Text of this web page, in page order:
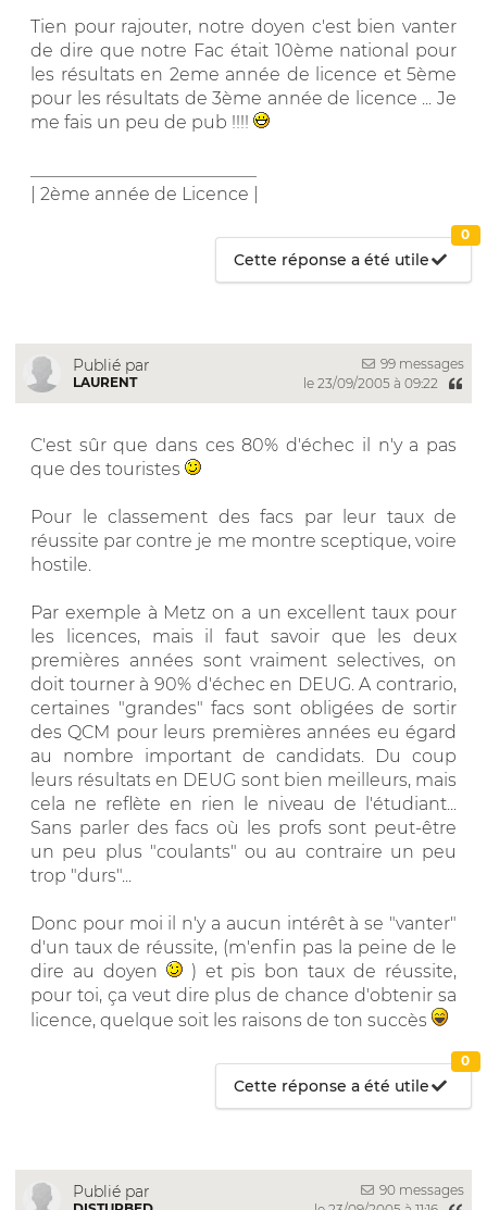
Tien pour rajouter, notre doyen c'est bien vanter
de dire que notre Fac était 10ème national pour
les résultats en 2eme année de licence et 5ème
pour les résultats de 3ème année de licence ... Je
me fais un peu de pub !!!!
| 2ème année de Licence |
Cette réponse a été utile
0
Publié par
LAURENT
99 messages
le 23/09/2005 à 09:22
C'est sûr que dans ces 80% d'échec il n'y a pas
que des touristes
Pour le classement des facs par leur taux de
réussite par contre je me montre sceptique, voire
hostile.
Par exemple à Metz on a un excellent taux pour
les licences, mais il faut savoir que les deux
premières années sont vraiment selectives, on
doit tourner à 90% d'échec en DEUG. A contrario,
certaines "grandes" facs sont obligées de sortir
des QCM pour leurs premières années eu égard
au nombre important de candidats. Du coup
leurs résultats en DEUG sont bien meilleurs, mais
cela ne reflète en rien le niveau de l'étudiant...
Sans parler des facs où les profs sont peut-être
un peu plus "coulants" ou au contraire un peu
trop "durs"...
Donc pour moi il n'y a aucun intérêt à se "vanter"
d'un taux de réussite, (m'enfin pas la peine de le
dire au doyen
) et pis bon taux de réussite,
pour toi, ça veut dire plus de chance d'obtenir sa
licence, quelque soit les raisons de ton succès
Cette réponse a été utile
0
Publié par
90 messages